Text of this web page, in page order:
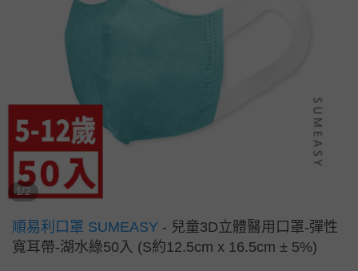
1/2
順易利口罩 SUMEASY - 兒童3D立體醫用口罩-彈性
寬耳帶-湖水綠50入 (S約12.5cm x 16.5cm ± 5%)